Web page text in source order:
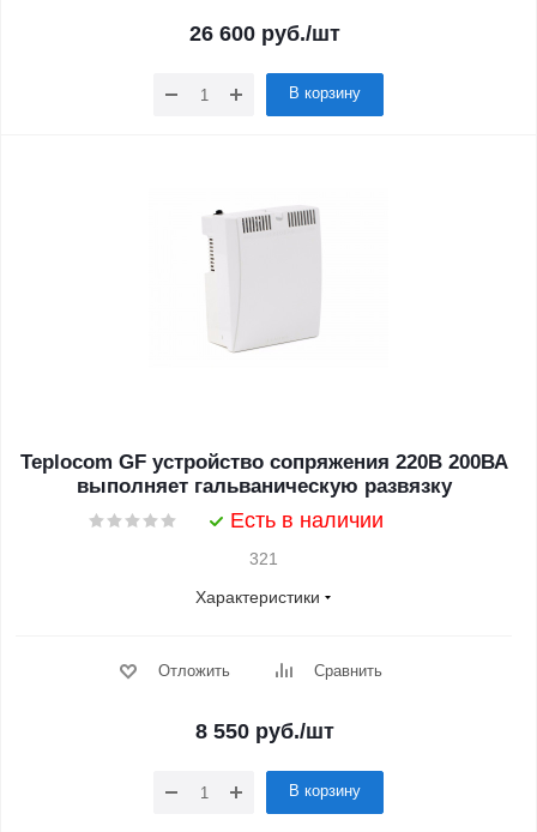
26 600руб./шт
В корзину
Teplocom GF устройство сопряжения 220В 200ВА
выполняет гальваническую развязку
Есть в наличии
321
Характеристики
Отложить Сравнить
8 550руб./шт
В корзину